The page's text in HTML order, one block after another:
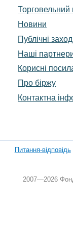
Торговельний
Новини
Публічні
Наші
Корисні
Про біржу
Контактна
Питання-відповідь
2007—2026